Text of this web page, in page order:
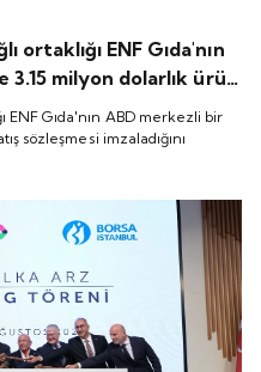
ortaklığı ENF Gıda'nın
milyon dolarlık ürün
duyurdu.
ENF Gıda'nın ABD merkezli bir
sözleşmesi imzaladığını